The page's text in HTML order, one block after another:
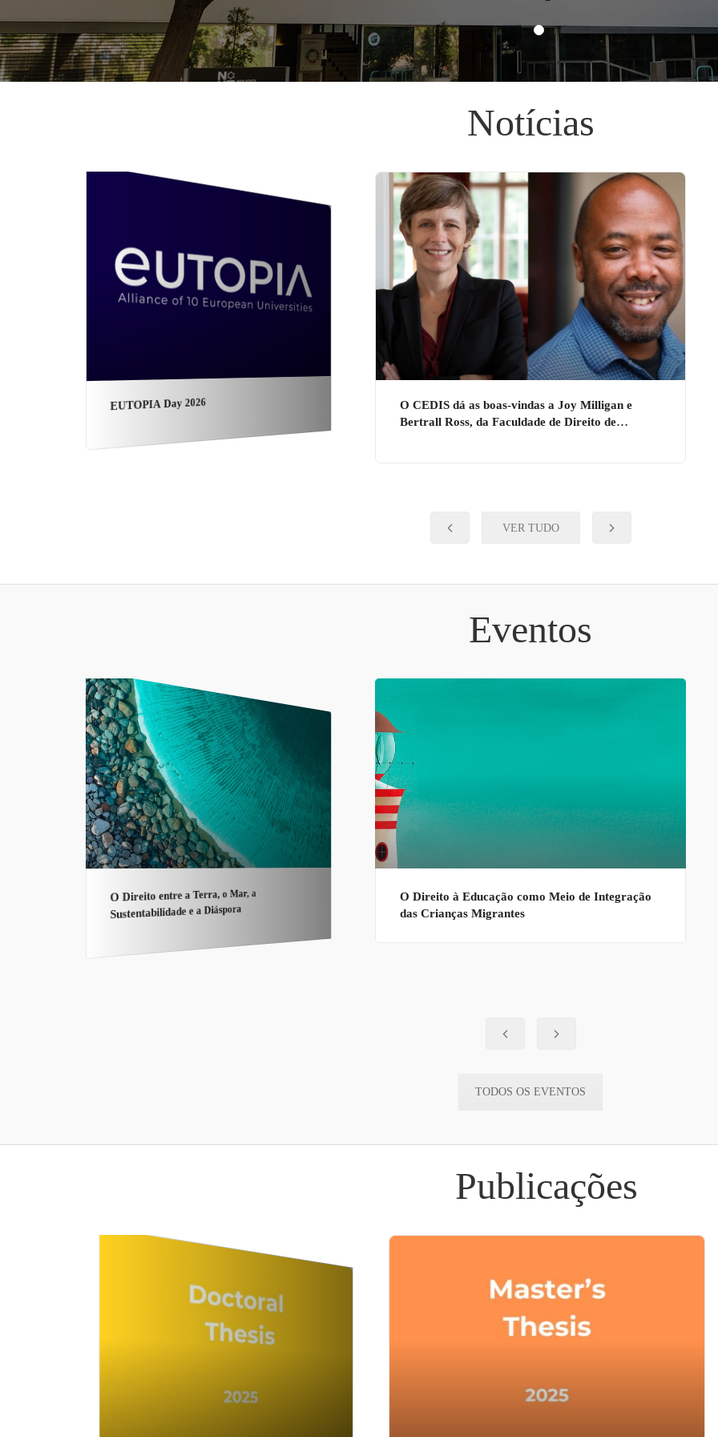
Notícias
EUTOPIA Day 2026
O CEDIS dá as boas-vindas a Joy Milligan e
Bertrall Ross, da Faculdade de Direito de
VER TUDO
Eventos
O Direito entre a Terra, o Mar, a
Sustentabilidade e a Diáspora
O Direito à Educação como Meio de Integração
das Crianças Migrantes
TODOS OS EVENTOS
Publicações